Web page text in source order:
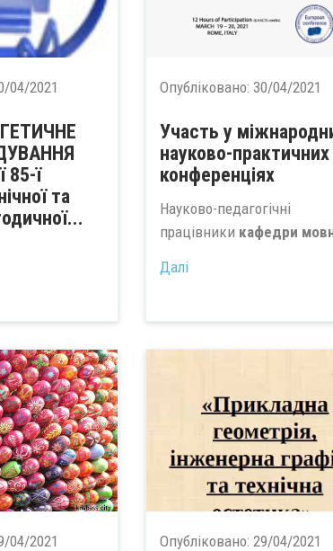
04/2021
85-ї
та
Опубліковано: 30/04/2021
Участь у
науково-практичних
конференціях
Науково-педагогічні
працівники кафедри
Далі
04/2021 Опубліковано: 29/04/2021